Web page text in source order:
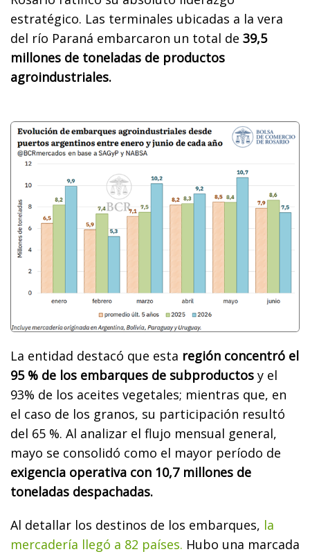
estratégico. Las terminales ubicadas a la vera
del río Paraná embarcaron un total de 39,5
millones de toneladas de productos
agroindustriales.
La entidad destacó que esta región concentró el
95 % de los embarques de subproductos y el
93% de los aceites vegetales; mientras que, en
el caso de los granos, su participación resultó
del 65 %. Al analizar el flujo mensual general,
mayo se consolidó como el mayor período de
exigencia operativa con 10,7 millones de
toneladas despachadas.
Al detallar los destinos de los embarques, la
mercadería llegó a 82 países. Hubo una marcada